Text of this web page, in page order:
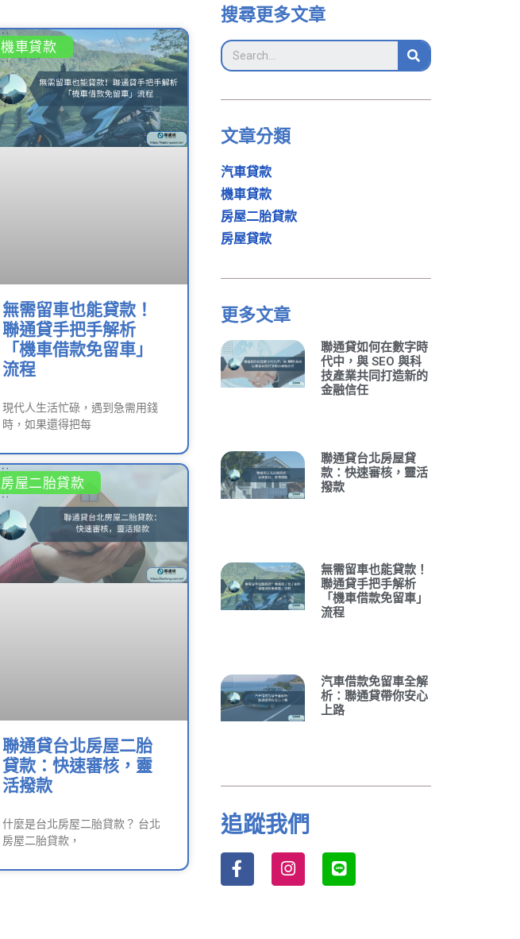
機車貸款
無需留車也能貸款！
聯通貸手把手解析
「機車借款免留車」
流程
現代人生活忙碌，遇到急需用錢
時，如果還得把每
房屋二胎貸款
聯通貸台北房屋二胎
貸款：快速審核，靈
活撥款
什麼是台北房屋二胎貸款？ 台北
房屋二胎貸款，
搜尋更多文章
文章分類
汽車貸款
機車貸款
房屋二胎貸款
房屋貸款
更多文章
聯通貸如何在數字時
代中，與 SEO 與科
技產業共同打造新的
金融信任
聯通貸台北房屋貸
款：快速審核，靈活
撥款
無需留車也能貸款！
聯通貸手把手解析
「機車借款免留車」
流程
汽車借款免留車全解
析：聯通貸帶你安心
上路
追蹤我們